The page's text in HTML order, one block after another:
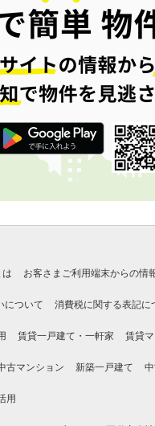
お客さまご利用端末からの情
について 消費税に関する表記に
賃貸一戸建て・一軒家 賃貸
古マンション 新築一戸建て
用